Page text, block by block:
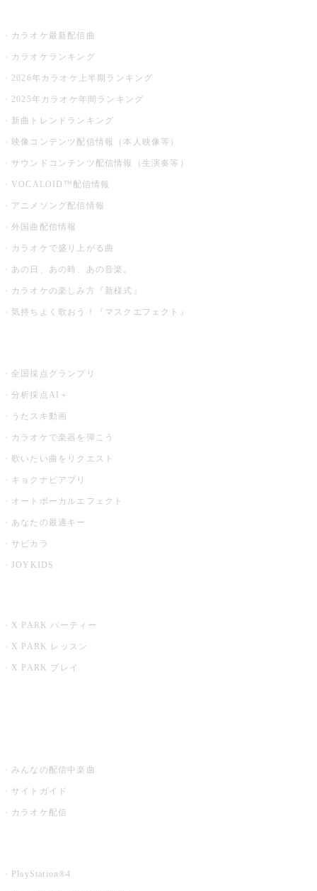
カラオケ最新配信曲
カラオケランキング
2026年カラオケ上半期ランキング
2025年カラオケ年間ランキング
新曲トレンドランキング
映像コンテンツ配信情報（本人映像等）
サウンドコンテンツ配信情報（生演奏等）
VOCALOID™配信情報
アニメソング配信情報
外国曲配信情報
カラオケで盛り上がる曲
あの日、あの時、あの音楽。
カラオケの楽しみ方『新様式』
気持ちよく歌おう！『マスクエフェクト』
全国採点グランプリ
分析採点AI＋
うたスキ動画
カラオケで楽器を弾こう
歌いたい曲をリクエスト
キョクナビアプリ
オートボーカルエフェクト
あなたの最適キー
サビカラ
JOYKIDS
X PARK パーティー
X PARK レッスン
X PARK プレイ
みんなの配信中楽曲
サイトガイド
カラオケ配信
PlayStation®4